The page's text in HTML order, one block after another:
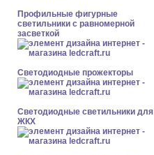
Профильные фигурные
светильники с равномерной
засветкой
Светодиодные прожекторы
Светодиодные светильники для
ЖКХ